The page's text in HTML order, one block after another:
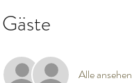
Gäste
Alle ansehen